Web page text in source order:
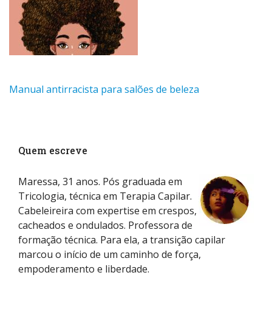
Manual antirracista para salões de beleza
Quem escreve
Maressa, 31 anos. Pós graduada em
Tricologia, técnica em Terapia Capilar.
Cabeleireira com expertise em crespos,
cacheados e ondulados. Professora de
formação técnica. Para ela, a transição capilar
marcou o início de um caminho de força,
empoderamento e liberdade.